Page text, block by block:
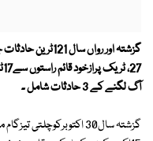
آگ لگنے کے 3 حادثات شامل ۔